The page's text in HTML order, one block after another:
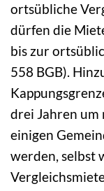
ortsübliche
dürfen die
bis zur
558 BGB).
drei Jahren um
einigen
werden, selbst